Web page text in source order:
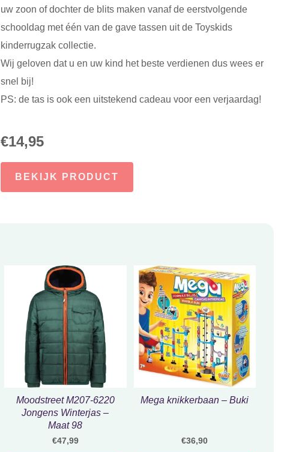
uw zoon of dochter de blits maken vanaf de eerstvolgende
schooldag met één van de gave tassen uit de Toyskids
kinderrugzak collectie.
Wij geloven dat u en uw kind het beste verdienen dus wees er
snel bij!
PS: de tas is ook een uitstekend cadeau voor een verjaardag!
€14,95
BEKIJK PRODUCT
Moodstreet M207-6220
Jongens Winterjas –
Maat 98
€47,99
Mega knikkerbaan – Buki
€36,90